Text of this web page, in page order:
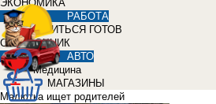
ЭКОНОМИКА
РАБОТА
УЧИТЬСЯ ГОТОВ
СПРАВОЧНИК
АВТО
Медицина
МАГАЗИНЫ
Малютка ищет родителей